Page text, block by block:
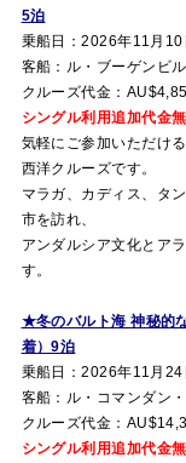
5泊
乗船日：2026年11月10
客船：ル・ブーゲンビル
クルーズ代金：
シングル利用追加代金
気軽にご参加いただけ
西洋クルーズです。
マラガ、カディス、タ
市を訪れ、
アンダルシア文化とア
す。
★冬のバルト海 神秘的
着）9泊
乗船日：2026年11月
客船：ル・コマンダン
クルーズ代金：
シングル利用追加代金